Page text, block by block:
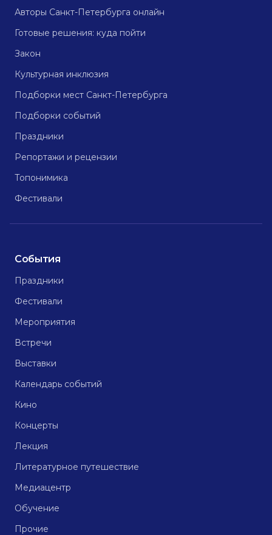
Авторы Санкт-Петербурга онлайн
Готовые решения: куда пойти
Закон
Культурная инклюзия
Подборки мест Санкт-Петербурга
Подборки событий
Праздники
Репортажи и рецензии
Топонимика
Фестивали
События
Праздники
Фестивали
Мероприятия
Встречи
Выставки
Календарь событий
Кино
Концерты
Лекция
Литературное путешествие
Медиацентр
Обучение
Прочие